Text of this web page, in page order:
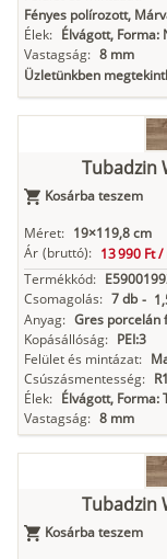
Fényes polírozott,
Élek: Élvágott, Forma:
Vastagság: 8 mm
Üzletünkben
Tubadzin
Kosárba teszem
Méret: 19×119,8 cm
Ár (bruttó): 13 990 Ft /
Termékkód:
Csomagolás: 7 db -
Anyag: Gres porcelán
Kopásállóság: PEI:3
Felület és mintázat:
Csúszásmentesség:
Élek: Élvágott, Forma:
Vastagság: 8 mm
Tubadzin
Kosárba teszem